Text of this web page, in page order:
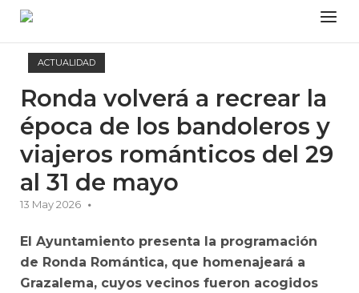
Skip
content
Menu
ACTUALIDAD
Ronda volverá a recrear la
época de los bandoleros y
viajeros románticos del 29
al 31 de mayo
13 May 2026
El Ayuntamiento presenta la programación
de Ronda Romántica, que homenajeará a
Grazalema, cuyos vecinos fueron acogidos